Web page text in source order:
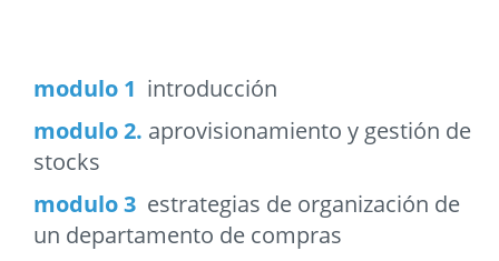
modulo 1 introducción
modulo 2. aprovisionamiento y gestión de
stocks
modulo 3 estrategias de organización de
un departamento de compras